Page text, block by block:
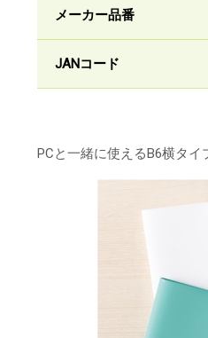
メーカー品番
JANコード
PCと一緒に使えるB6横タ